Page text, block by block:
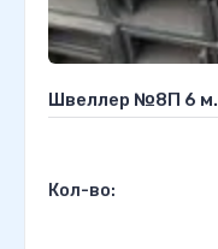
Швеллер №8П 6 м.
Кол-во: